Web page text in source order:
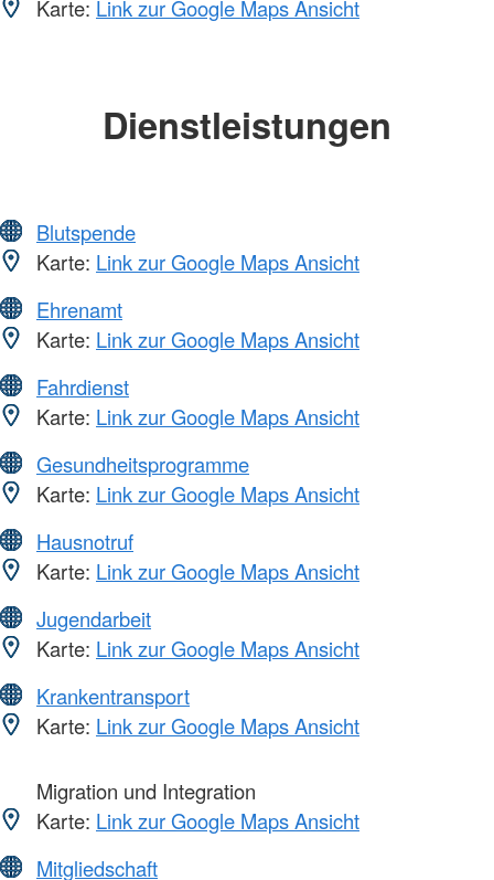
Karte: Link zur Google Maps Ansicht
Dienstleistungen
Blutspende
Karte: Link zur Google Maps Ansicht
Ehrenamt
Karte: Link zur Google Maps Ansicht
Fahrdienst
Karte: Link zur Google Maps Ansicht
Gesundheitsprogramme
Karte: Link zur Google Maps Ansicht
Hausnotruf
Karte: Link zur Google Maps Ansicht
Jugendarbeit
Karte: Link zur Google Maps Ansicht
Krankentransport
Karte: Link zur Google Maps Ansicht
Migration und Integration
Karte: Link zur Google Maps Ansicht
Mitgliedschaft